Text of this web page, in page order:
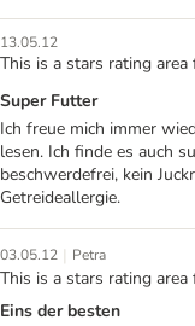
13.05.12
This is a stars rating
Super Futter
Ich freue mich immer
lesen. Ich finde es auch
beschwerdefrei, kein
Getreideallergie.
03.05.12 | Petra
This is a stars rating
Eins der besten